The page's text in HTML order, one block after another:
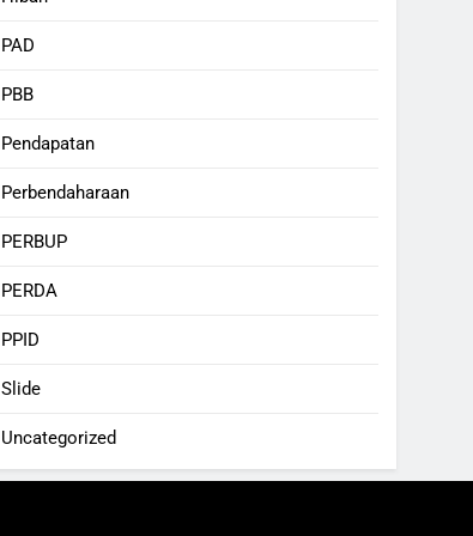
PAD
PBB
Pendapatan
Perbendaharaan
PERBUP
PERDA
PPID
Slide
Uncategorized